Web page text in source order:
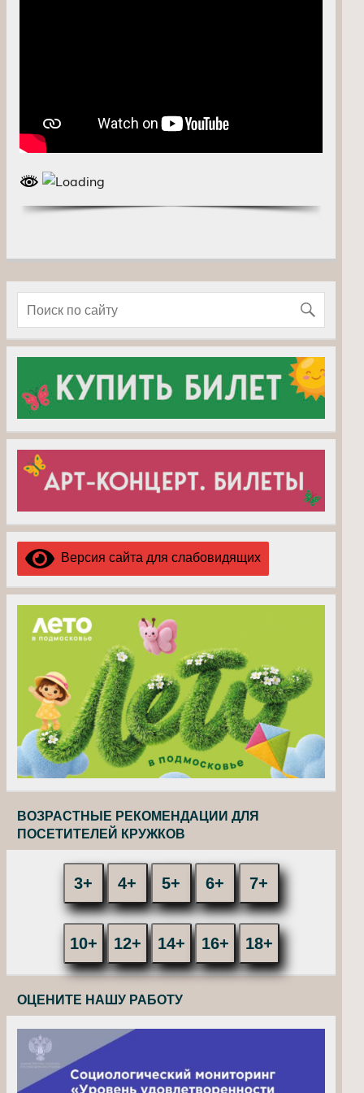
Версия сайта для слабовидящих
ВОЗРАСТНЫЕ РЕКОМЕНДАЦИИ ДЛЯ
ПОСЕТИТЕЛЕЙ КРУЖКОВ
3+ 4+ 5+ 6+ 7+
10+ 12+ 14+ 16+ 18+
ОЦЕНИТЕ НАШУ РАБОТУ